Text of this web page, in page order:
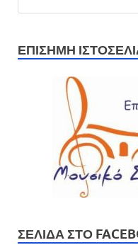
ΕΠΊΣΗΜΗ
ΣΕΛΊΔΑ ΣΤΟ